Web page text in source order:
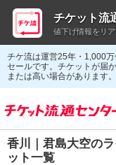
チケ流は運営25年・1,000
セールです。チケットが届
または高い場合があります。
香川｜君島大空の
ット一覧
チケット流
値下げ情報をリ